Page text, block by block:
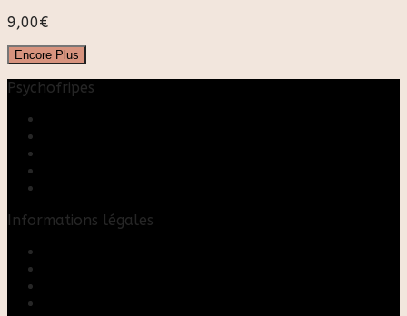
9,00€
Encore Plus
Psychofripes
Informations légales